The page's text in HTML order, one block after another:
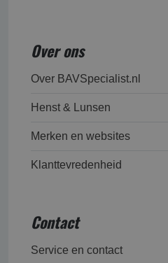
Over ons
Over BAVSpecialist.nl
Henst & Lunsen
Merken en websites
Klanttevredenheid
Contact
Service en contact